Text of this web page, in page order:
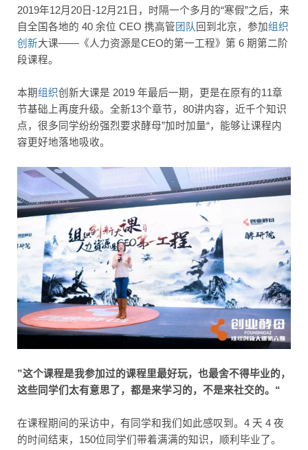
2019年12月20日-12月21日，时隔一个多月的“寒假”之后，来
自全国各地的 40 余位 CEO 携高管 团队 回到北京，参加组织
创新大课——《人力资源是CEO的第一工程》第 6 期第二阶
段课程。
本期组织创新大课是 2019 年最后一期，更是在原有的11章
节基础上再度升级。全新13个章节，80讲内容，近千个知识
点，很多同学纷纷强烈要求酵母”加时加量“，能够让课程内
容更好地落地吸收。
”这个课程是我参加过的课程里最好玩，也最舍不得毕业的，
这些同学们太有意思了，都是来学习的，不是来社交的。“
在课程期间的采访中，有同学和我们如此感叹到。4 天 4 夜
的时间结束，150位同学们带着满满的知识，顺利毕业了。